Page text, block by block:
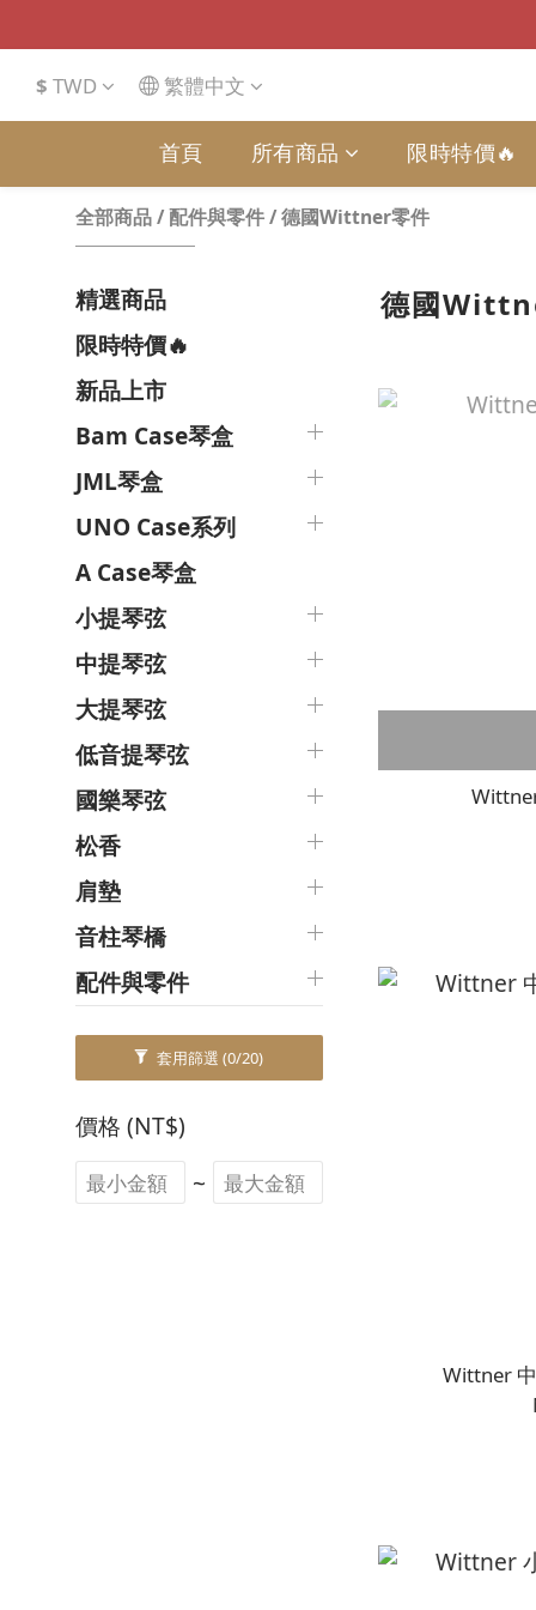
$ TWD 繁體中文
首頁 所有商品 限時特價🔥
全部商品/配件與零件/德國Wittner零件
精選商品
限時特價🔥
新品上市
Bam Case琴盒
JML琴盒
UNO Case系列
A Case琴盒
小提琴弦
中提琴弦
大提琴弦
低音提琴弦
國樂琴弦
松香
肩墊
音柱琴橋
配件與零件
套用篩選(0/20)
價格 (NT$)
~
德國
Wittner